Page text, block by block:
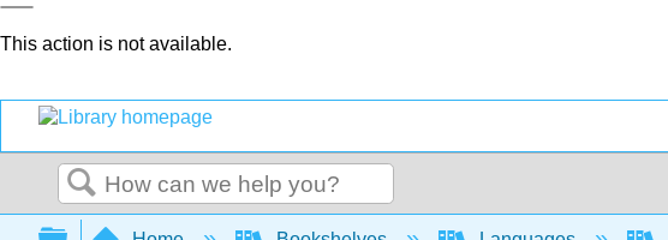
This action is not available.
Search